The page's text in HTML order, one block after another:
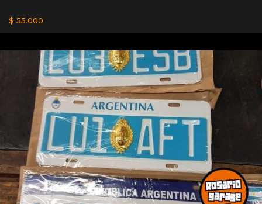
$ 55.000